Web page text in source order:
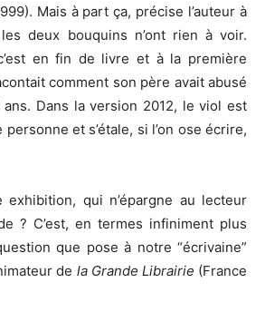
Mais à part ça, précise l’auteur à
deux bouquins n’ont rien à voir.
en fin de livre et à la première
comment son père avait abusé
ans. Dans la version 2012, le viol est
et s’étale, si l’on ose écrire,
exhibition, qui n’épargne au lecteur
? C’est, en termes infiniment plus
que pose à notre “écrivaine”
de la Grande Librairie (France